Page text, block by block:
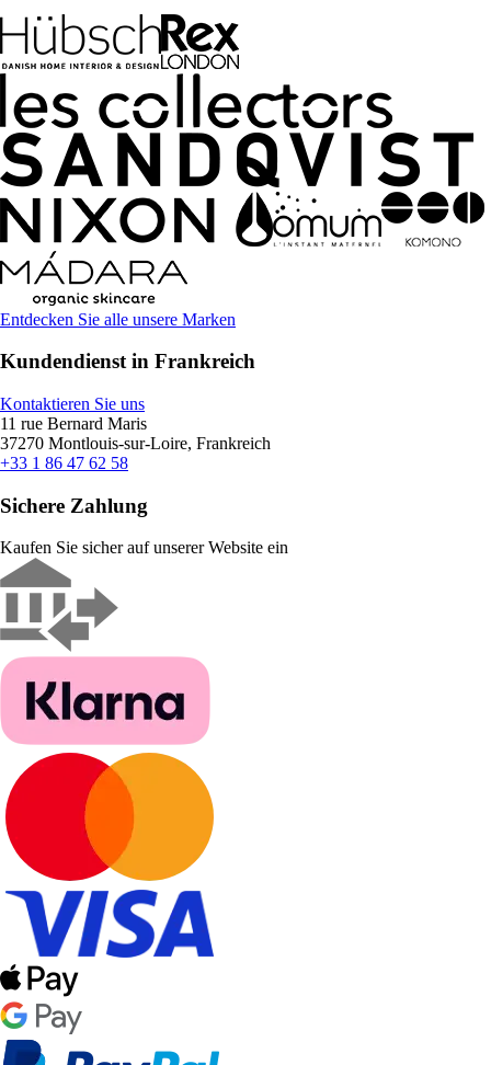
Entdecken Sie alle unsere Marken
Kundendienst in Frankreich
Kontaktieren Sie uns
11 rue Bernard Maris
37270 Montlouis-sur-Loire, Frankreich
+33 1 86 47 62 58
Sichere Zahlung
Kaufen Sie sicher auf unserer Website ein